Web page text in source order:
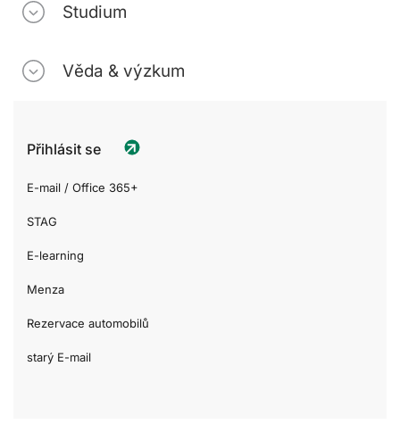
Studium
Věda & výzkum
Přihlásit se
E-mail / Office 365+
STAG
E-learning
Menza
Rezervace automobilů
starý E-mail